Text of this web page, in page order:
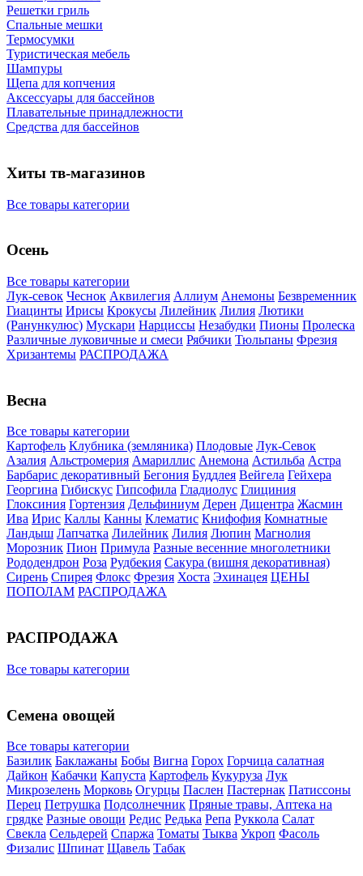
Решетки гриль
Спальные мешки
Термосумки
Туристическая мебель
Шампуры
Щепа для копчения
Аксессуары для бассейнов
Плавательные принадлежности
Средства для бассейнов
Хиты тв-магазинов
Все товары категории
Осень
Все товары категории
Лук-севок Чеснок Аквилегия Аллиум Анемоны Безвременник
Гиацинты Ирисы Крокусы Лилейник Лилия Лютики
(Ранункулюс) Мускари Нарцисcы Незабудки Пионы Пролеска
Различные луковичные и смеси Рябчики Тюльпаны Фрезия
Хризантемы РАСПРОДАЖА
Весна
Все товары категории
Картофель Клубника (земляника) Плодовые Лук-Севок
Азалия Альстромерия Амариллис Анемона Астильба Астра
Барбарис декоративный Бегония Буддлея Вейгела Гейхера
Георгина Гибискус Гипсофила Гладиолус Глициния
Глоксиния Гортензия Дельфиниум Дерен Дицентра Жасмин
Ива Ирис Каллы Канны Клематис Книфофия Комнатные
Ландыш Лапчатка Лилейник Лилия Люпин Магнолия
Морозник Пион Примула Разные весенние многолетники
Рододендрон Роза Рудбекия Сакура (вишня декоративная)
Сирень Спирея Флокс Фрезия Хоста Эхинацея ЦЕНЫ
ПОПОЛАМ РАСПРОДАЖА
РАСПРОДАЖА
Все товары категории
Семена овощей
Все товары категории
Базилик Баклажаны Бобы Вигна Горох Горчица салатная
Дайкон Кабачки Капуста Картофель Кукуруза Лук
Микрозелень Морковь Огурцы Паслен Пастернак Патиссоны
Перец Петрушка Подсолнечник Пряные травы, Аптека на
грядке Разные овощи Редис Редька Репа Руккола Салат
Свекла Сельдерей Спаржа Томаты Тыква Укроп Фасоль
Физалис Шпинат Щавель Табак